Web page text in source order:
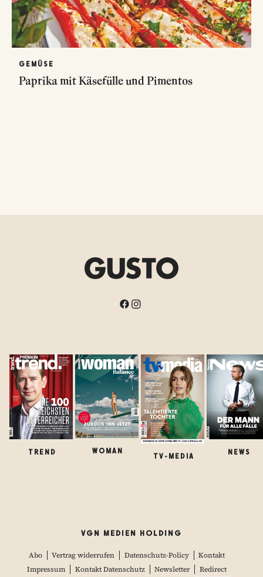
GEMÜSE
Paprika mit Käsefülle und Pimentos
TREND WOMAN
TV-MEDIA
NEWS
VGN MEDIEN HOLDING
Abo Vertrag widerrufen Datenschutz-Policy
Kontakt
Impressum
Kontakt Datenschutz Newsletter Redirect